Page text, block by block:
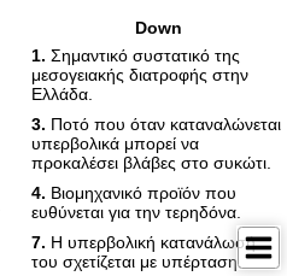
Down
1. Σημαντικό συστατικό της
μεσογειακής διατροφής στην
Ελλάδα.
3. Ποτό που όταν καταναλώνεται
υπερβολικά μπορεί να
προκαλέσει βλάβες στο συκώτι.
4. Βιομηχανικό προϊόν που
ευθύνεται για την τερηδόνα.
7. Η υπερβολική κατανάλωσή
του σχετίζεται με υπέρταση.